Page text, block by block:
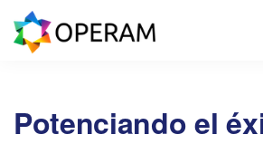
Potenciando el